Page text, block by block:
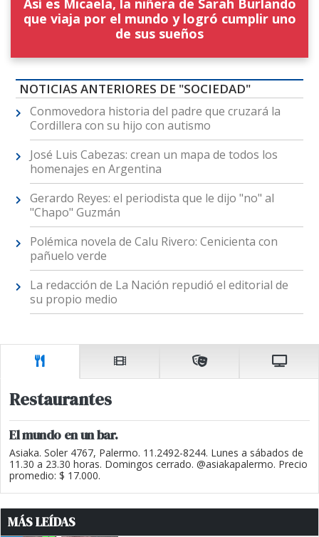
Así es Micaela, la niñera de Sarah Burlando
que viaja por el mundo y logró cumplir uno
de sus sueños
NOTICIAS ANTERIORES DE "SOCIEDAD"
Conmovedora historia del padre que cruzará la
Cordillera con su hijo con autismo
José Luis Cabezas: crean un mapa de todos los
homenajes en Argentina
Gerardo Reyes: el periodista que le dijo "no" al
"Chapo" Guzmán
Polémica novela de Calu Rivero: Cenicienta con
pañuelo verde
La redacción de La Nación repudió el editorial de
su propio medio
Restaurantes
El mundo en un bar.
Asiaka. Soler 4767, Palermo. 11.2492-8244. Lunes a sábados de
11.30 a 23.30 horas. Domingos cerrado. @asiakapalermo. Precio
promedio: $ 17.000.
MÁS LEÍDAS